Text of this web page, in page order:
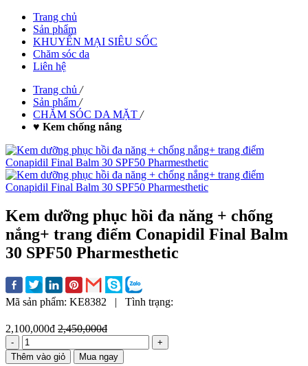
Trang chủ
Sản phẩm
KHUYẾN MẠI SIÊU SỐC
Chăm sóc da
Liên hệ
Trang chủ /
Sản phẩm /
CHĂM SÓC DA MẶT /
♥ Kem chống nắng
Kem dưỡng phục hồi đa năng + chống
nắng+ trang điểm Conapidil Final Balm
30 SPF50 Pharmesthetic
Mã sản phẩm: KE8382 | Tình trạng:
2,100,000đ 2,450,000đ
-
+
Thêm vào giỏ
Mua ngay